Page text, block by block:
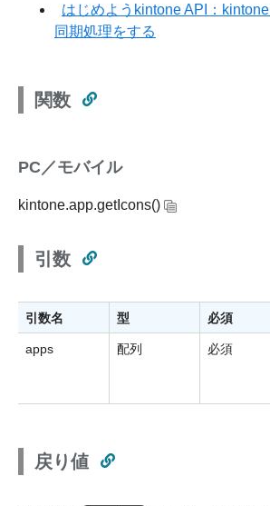
はじめようkintone API：
同期処理をする
関数
PC／モバイル
kintone.app.getIcons()
引数
引数名 型 必須
apps 配列 必須
戻り値